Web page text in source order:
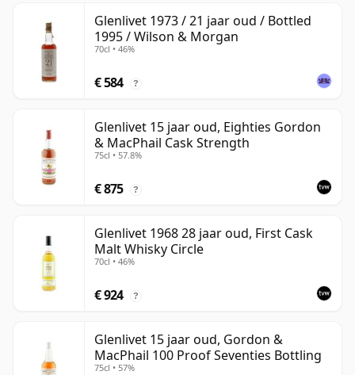
Glenlivet 1973 / 21 jaar oud / Bottled
1995 / Wilson & Morgan
70cl • 46%
€ 584 ?
Glenlivet 15 jaar oud, Eighties Gordon
& MacPhail Cask Strength
75cl • 57.8%
€ 875 ?
Glenlivet 1968 28 jaar oud, First Cask
Malt Whisky Circle
70cl • 46%
€ 924 ?
Glenlivet 15 jaar oud, Gordon &
MacPhail 100 Proof Seventies Bottling
75cl • 57%